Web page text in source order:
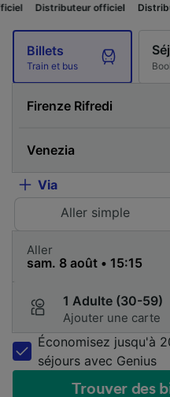
officiel Distributeur officiel
Billets
Train et bus
Via
Aller simple
Aller
1 Adulte (30-59)
Ajouter une carte
Économisez jusqu'à
séjours avec Genius
Trouver des